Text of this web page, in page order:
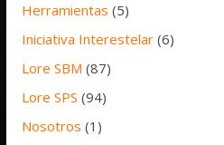
Herramientas (5)
Iniciativa Interestelar (6)
Lore SBM (87)
Lore SPS (94)
Nosotros (1)